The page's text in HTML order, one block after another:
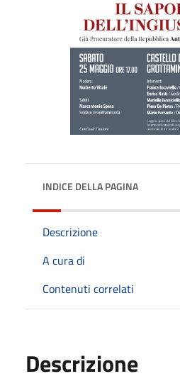
INDICE DELLA PAGINA
Descrizione
A cura di
Contenuti correlati
Descrizione